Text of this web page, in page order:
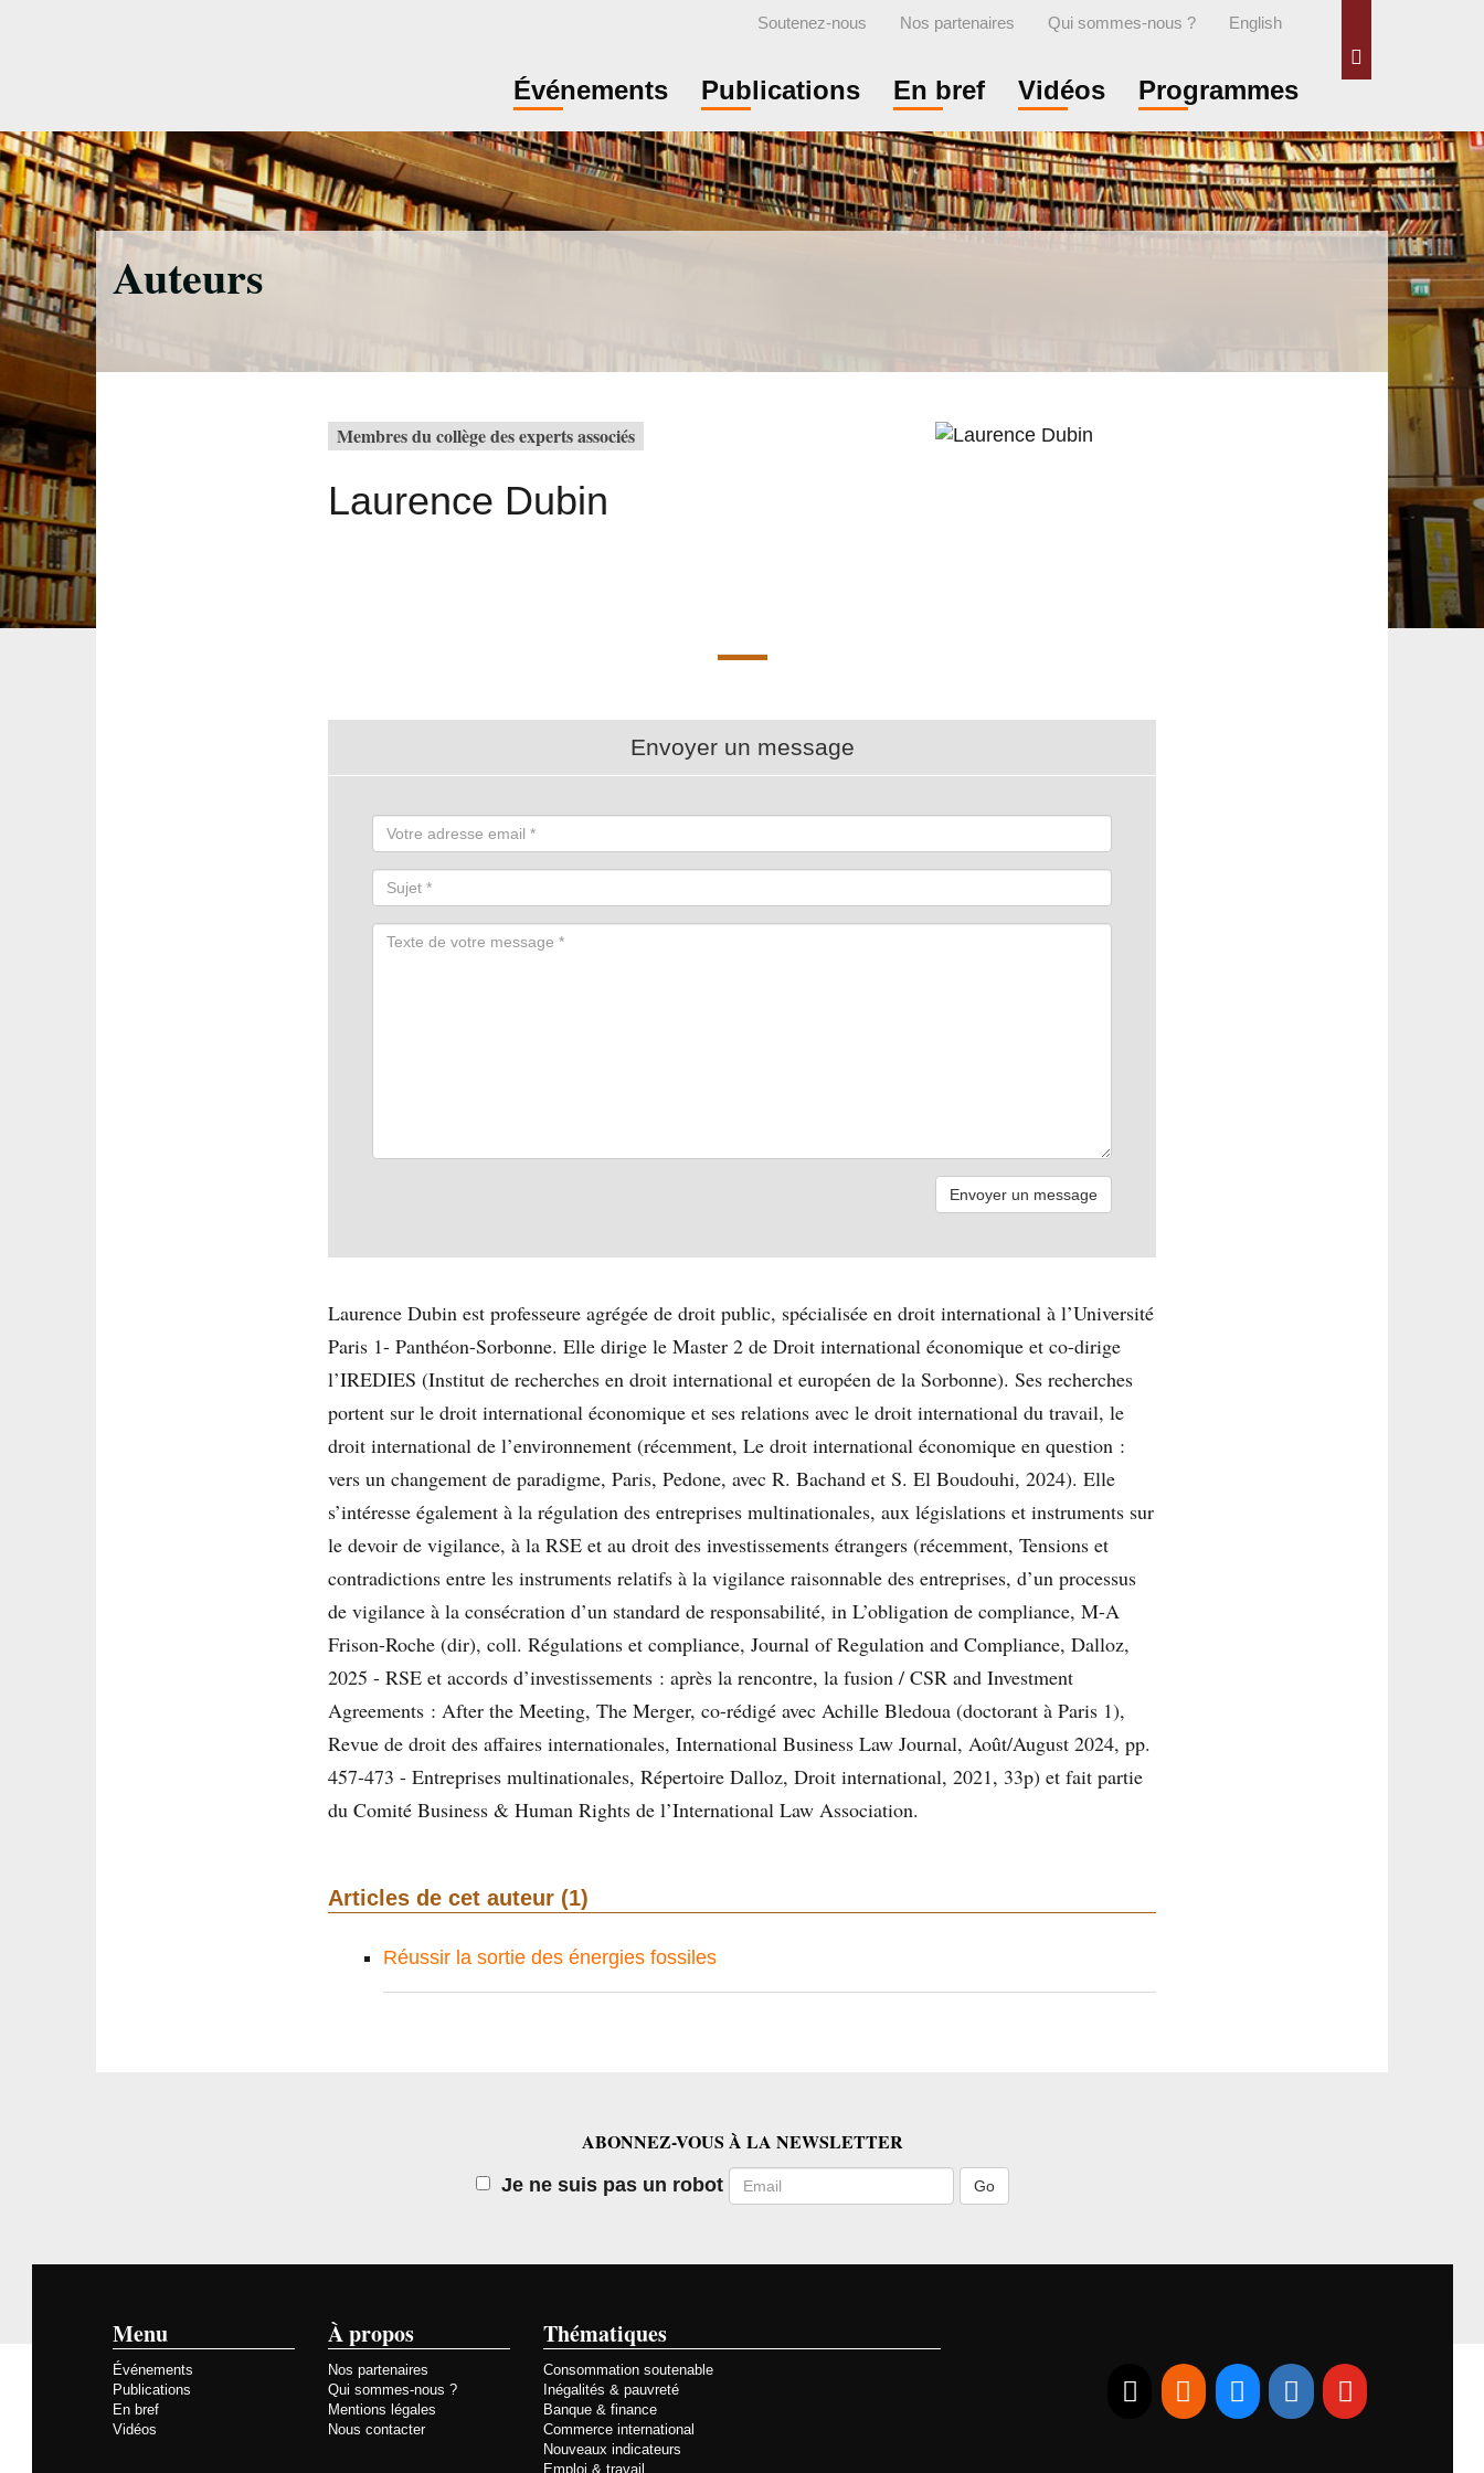
Soutenez-nous Nos partenaires Qui sommes-nous ? English
Événements Publications En bref Vidéos Programmes
Auteurs
Membres du collège des experts associés
Laurence Dubin
Envoyer un message
Laurence Dubin est professeure agrégée de droit public, spécialisée en droit international à l’Université
Paris 1- Panthéon-Sorbonne. Elle dirige le Master 2 de Droit international économique et co-dirige
l’IREDIES (Institut de recherches en droit international et européen de la Sorbonne). Ses recherches
portent sur le droit international économique et ses relations avec le droit international du travail, le
droit international de l’environnement (récemment, Le droit international économique en question :
vers un changement de paradigme, Paris, Pedone, avec R. Bachand et S. El Boudouhi, 2024). Elle
s’intéresse également à la régulation des entreprises multinationales, aux législations et instruments sur
le devoir de vigilance, à la RSE et au droit des investissements étrangers (récemment, Tensions et
contradictions entre les instruments relatifs à la vigilance raisonnable des entreprises, d’un processus
de vigilance à la consécration d’un standard de responsabilité, in L’obligation de compliance, M-A
Frison-Roche (dir), coll. Régulations et compliance, Journal of Regulation and Compliance, Dalloz,
2025 - RSE et accords d’investissements : après la rencontre, la fusion / CSR and Investment
Agreements : After the Meeting, The Merger, co-rédigé avec Achille Bledoua (doctorant à Paris 1),
Revue de droit des affaires internationales, International Business Law Journal, Août/August 2024, pp.
457-473 - Entreprises multinationales, Répertoire Dalloz, Droit international, 2021, 33p) et fait partie
du Comité Business & Human Rights de l’International Law Association.
Articles de cet auteur (1)
Réussir la sortie des énergies fossiles
ABONNEZ-VOUS À LA NEWSLETTER
Je ne suis pas un robot Email
Menu
Événements
Publications
En bref
Vidéos
À propos
Nos partenaires
Qui sommes-nous ?
Mentions légales
Nous contacter
Thématiques
Consommation soutenable
Inégalités & pauvreté
Banque & finance
Commerce international
Nouveaux indicateurs
Emploi & travail